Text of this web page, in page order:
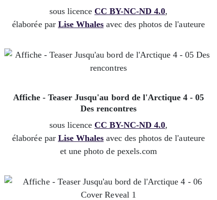
sous licence CC BY-NC-ND 4.0,
élaborée par Lise Whalesavec des photos de l'auteure
Affiche - Teaser Jusqu'au bord de l'Arctique 4 - 05
Des rencontres
sous licence CC BY-NC-ND 4.0,
élaborée par Lise Whalesavec des photos de l'auteure
et une photo de pexels.com